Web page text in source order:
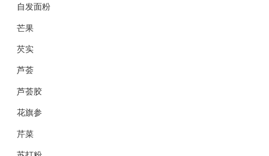
自发面粉
芒果
芡实
芦荟
芦荟胶
花旗参
芹菜